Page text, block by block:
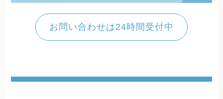
お問い合わせは24時間受付中